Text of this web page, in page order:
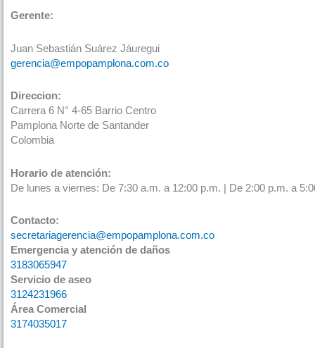
Gerente:
Juan Sebastián Suárez Jáuregui
gerencia@empopamplona.com.co
Direccion:
Carrera 6 N° 4-65 Barrio Centro
Pamplona Norte de Santander
Colombia
Horario de atención:
De lunes a viernes: De 7:30 a.m. a 12:00 p.m. | De 2:00 p.m. a
Contacto:
secretariagerencia@empopamplona.com.co
Emergencia y atención de daños
3183065947
Servicio de aseo
3124231966
Área Comercial
3174035017